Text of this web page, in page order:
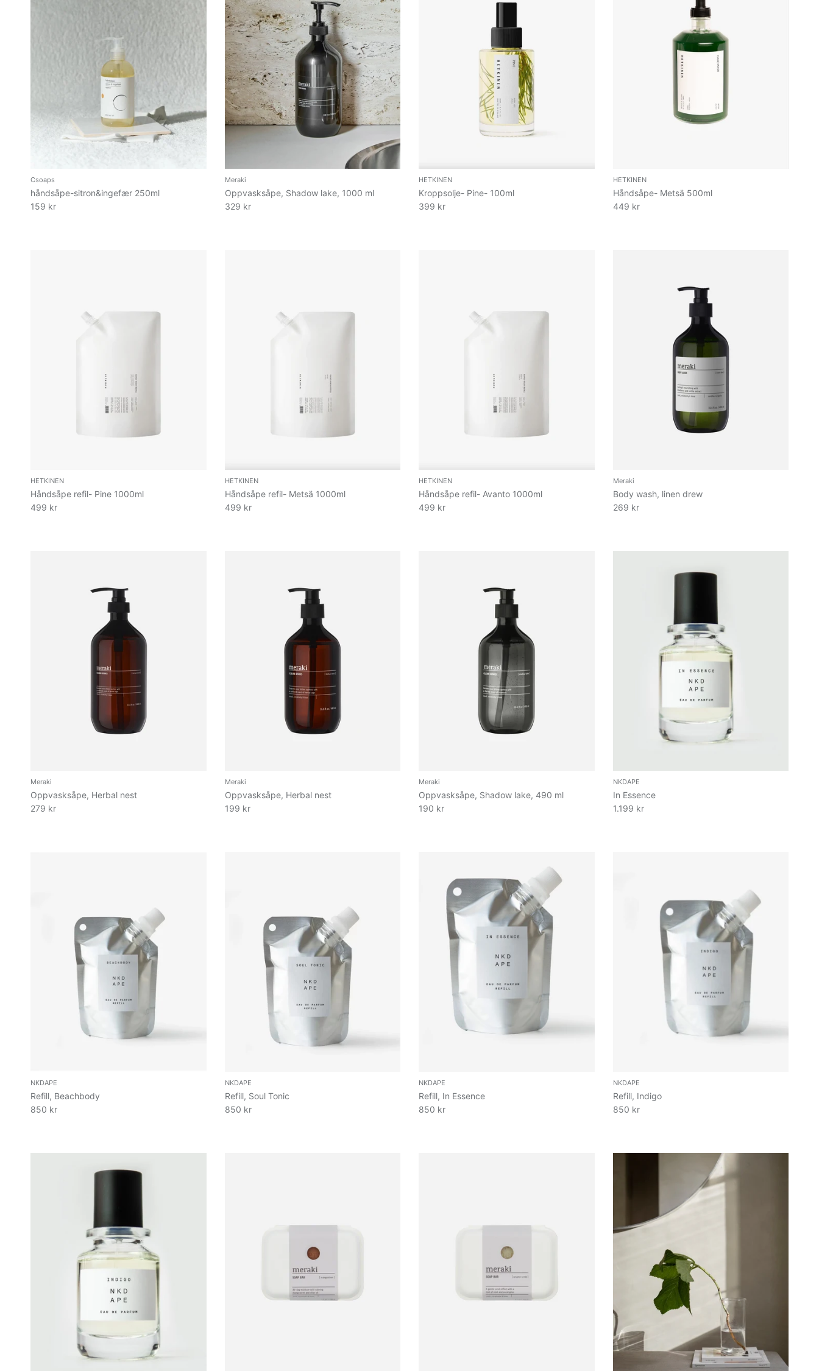
Csoaps
håndsåpe-sitron&ingefær 250ml
159 kr
Meraki
Oppvasksåpe, Shadow lake, 1000 ml
329 kr
HETKINEN
Kroppsolje- Pine- 100ml
399 kr
HETKINEN
Håndsåpe- Metsä 500ml
449 kr
HETKINEN
Håndsåpe refil- Pine 1000ml
499 kr
HETKINEN
Håndsåpe refil- Metsä 1000ml
499 kr
HETKINEN
Håndsåpe refil- Avanto 1000ml
499 kr
Meraki
Body wash, linen drew
269 kr
Meraki
Oppvasksåpe, Herbal nest
279 kr
Meraki
Oppvasksåpe, Herbal nest
199 kr
Meraki
Oppvasksåpe, Shadow lake, 490 ml
190 kr
NKDAPE
In Essence
1.199 kr
NKDAPE
Refill, Beachbody
850 kr
NKDAPE
Refill, Soul Tonic
850 kr
NKDAPE
Refill, In Essence
850 kr
NKDAPE
Refill, Indigo
850 kr